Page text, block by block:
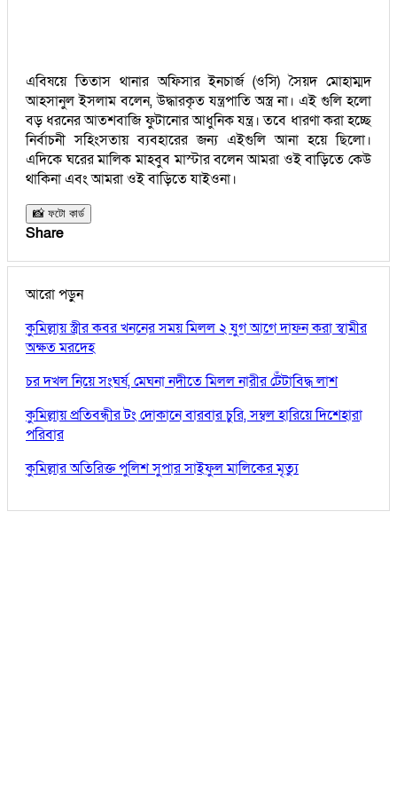
এবিষয়ে তিতাস থানার অফিসার ইনচার্জ (ওসি) সৈয়দ মোহাম্মদ
আহসানুল ইসলাম বলেন, উদ্ধারকৃত যন্ত্রপাতি অস্ত্র না। এই গুলি হলো
বড় ধরনের আতশবাজি ফুটানোর আধুনিক যন্ত্র। তবে ধারণা করা হচ্ছে
নির্বাচনী সহিংসতায় ব্যবহারের জন্য এইগুলি আনা হয়ে ছিলো।
এদিকে ঘরের মালিক মাহবুব মাস্টার বলেন আমরা ওই বাড়িতে কেউ
থাকিনা এবং আমরা ওই বাড়িতে যাইওনা।
📸 ফটো কার্ড
Share
আরো পড়ুন
কুমিল্লায় স্ত্রীর কবর খননের সময় মিলল ২ যুগ আগে দাফন করা স্বামীর
অক্ষত মরদেহ
চর দখল নিয়ে সংঘর্ষ, মেঘনা নদীতে মিলল নারীর টেঁটাবিদ্ধ লাশ
কুমিল্লায় প্রতিবন্ধীর টং দোকানে বারবার চুরি, সম্বল হারিয়ে দিশেহারা
পরিবার
কুমিল্লার অতিরিক্ত পুলিশ সুপার সাইফুল মালিকের মৃত্যু